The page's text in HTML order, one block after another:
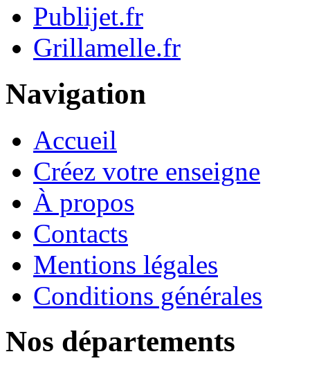
Publijet.fr
Grillamelle.fr
Navigation
Accueil
Créez votre enseigne
À propos
Contacts
Mentions légales
Conditions générales
Nos départements